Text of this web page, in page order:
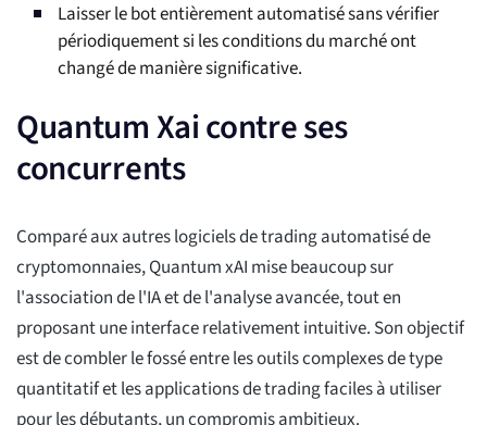
Laisser le bot entièrement automatisé sans vérifier
périodiquement si les conditions du marché ont
changé de manière significative.
Quantum Xai contre ses
concurrents
Comparé aux autres logiciels de trading automatisé de
cryptomonnaies, Quantum xAI mise beaucoup sur
l'association de l'IA et de l'analyse avancée, tout en
proposant une interface relativement intuitive. Son objectif
est de combler le fossé entre les outils complexes de type
quantitatif et les applications de trading faciles à utiliser